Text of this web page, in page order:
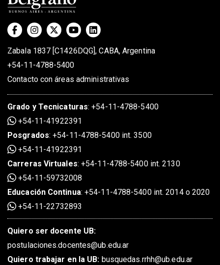
Zabala 1837 [C1426DQG], CABA, Argentina
+54-11-4788-5400
Contacto con áreas administrativas
Grado y Tecnicaturas:+54-11-4788-5400
+54-11-41922391
Posgrados:+54-11-4788-5400 int. 3500
+54-11-41922391
Carreras Virtuales:+54-11-4788-5400 int. 2130
+54-11-59732008
Educación Continua:+54-11-4788-5400 int. 2014 o 2020
+54-11-22732893
Quiero ser docente UB:
postulaciones.docentes@ub.edu.ar
Quiero trabajar en la UB: busquedas.rrhh@ub.edu.ar